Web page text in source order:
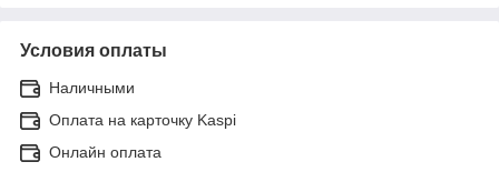
Условия оплаты
Наличными
Оплата на карточку Kaspi
Онлайн оплата